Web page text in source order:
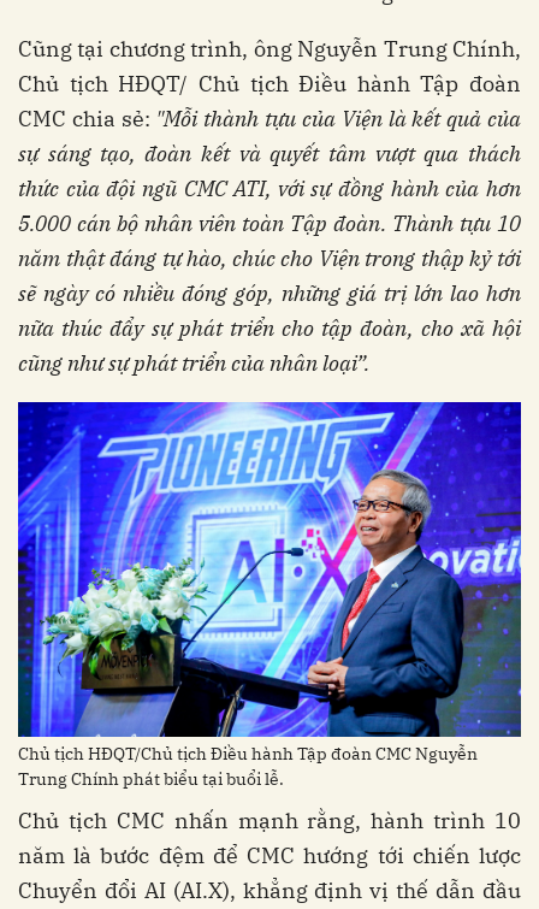
Cũng tại chương trình, ông Nguyễn Trung Chính,
Chủ tịch HĐQT/ Chủ tịch Điều hành Tập đoàn
CMC chia sẻ: "Mỗi thành tựu của Viện là kết quả của
sự sáng tạo, đoàn kết và quyết tâm vượt qua thách
thức của đội ngũ CMC ATI, với sự đồng hành của hơn
5.000 cán bộ nhân viên toàn Tập đoàn. Thành tựu 10
năm thật đáng tự hào, chúc cho Viện trong thập kỷ tới
sẽ ngày có nhiều đóng góp, những giá trị lớn lao hơn
nữa thúc đẩy sự phát triển cho tập đoàn, cho xã hội
cũng như sự phát triển của nhân loại”.
Chủ tịch HĐQT/Chủ tịch Điều hành Tập đoàn CMC Nguyễn
Trung Chính phát biểu tại buổi lễ.
Chủ tịch CMC nhấn mạnh rằng, hành trình 10
năm là bước đệm để CMC hướng tới chiến lược
Chuyển đổi AI (AI.X), khẳng định vị thế dẫn đầu